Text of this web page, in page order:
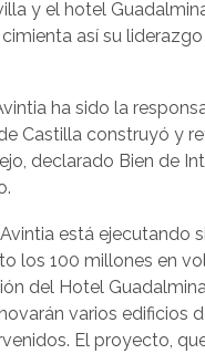
y el hotel
así su
ha sido la
Castilla construyó y
declarado Bien de
está
los 100 millones en
del Hotel
varios edificios
El proyecto,